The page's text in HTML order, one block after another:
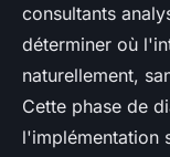
consultants
déterminer où
naturellement,
Cette phase de
l'implémentation